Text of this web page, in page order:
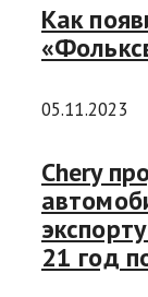
Как
05.11.2023
Chery
21 год